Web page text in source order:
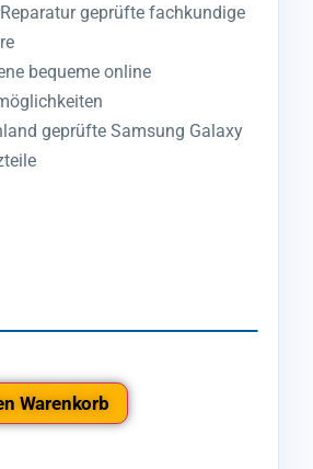
geprüfte fachkundige
bequeme online
geprüfte Samsung Galaxy
Warenkorb